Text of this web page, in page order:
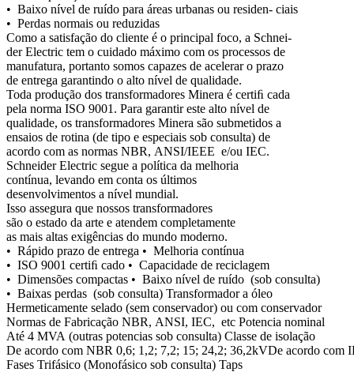
• Baixo nível de ruído para áreas urbanas ou residen- ciais
• Perdas normais ou reduzidas
Como a satisfação do cliente é o principal foco, a Schnei-
der Electric tem o cuidado máximo com os processos de
manufatura, portanto somos capazes de acelerar o prazo
de entrega garantindo o alto nível de qualidade.
Toda produção dos transformadores Minera é certiﬁ cada
pela norma ISO 9001. Para garantir este alto nível de
qualidade, os transformadores Minera são submetidos a
ensaios de rotina (de tipo e especiais sob consulta) de
acordo com as normas NBR, ANSI/IEEE e/ou IEC.
Schneider Electric segue a política da melhoria
contínua, levando em conta os últimos
desenvolvimentos a nível mundial.
Isso assegura que nossos transformadores
são o estado da arte e atendem completamente
as mais altas exigências do mundo moderno.
• Rápido prazo de entrega • Melhoria contínua
• ISO 9001 certiﬁ cado • Capacidade de reciclagem
• Dimensões compactas • Baixo nível de ruído (sob consulta)
• Baixas perdas (sob consulta) Transformador a óleo
Hermeticamente selado (sem conservador) ou com conservador
Normas de Fabricação NBR, ANSI, IEC, etc Potencia nominal
Até 4 MVA (outras potencias sob consulta) Classe de isolação
De acordo com NBR 0,6; 1,2; 7,2; 15; 24,2; 36,2kVDe acordo com
Fases Trifásico (Monofásico sob consulta) Taps